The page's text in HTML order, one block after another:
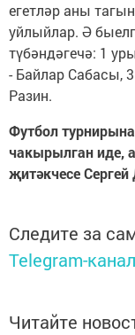
егетләр аны
уйлыйлар. Ә
түбәндәгечә: 1
- Байлар Сабасы,
Разин.
Футбол
чакырылган иде,
җитәкчесе
Следите за
Telegram-
Читайте